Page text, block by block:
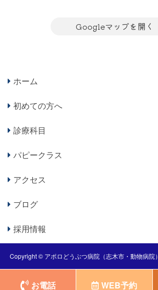
Googleマップを開く
ホーム
初めての方へ
診療科目
パピークラス
アクセス
ブログ
採用情報
Copyright © アポロどうぶつ病院（志木市・動物病院）
お電話 WEB予約